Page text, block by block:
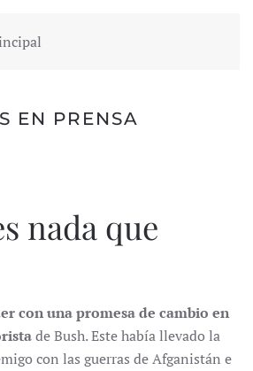
EN PRENSA
nada que
con una promesa de cambio en
de Bush. Este había llevado la
con las guerras de Afganistán e